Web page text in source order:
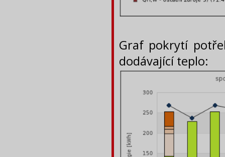
Graf pokrytí
dodávající teplo: